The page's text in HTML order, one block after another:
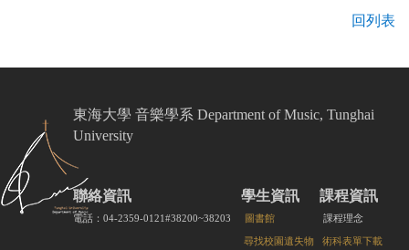
回列表
東海大學 音樂學系 Department of Music, Tunghai
University
聯絡資訊
電話：04-2359-0121#38200~38203
學生資訊
圖書館
尋找校園遺失物
課程資訊
課程理念
術科表單下載